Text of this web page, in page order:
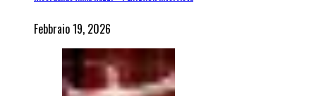
Febbraio 19, 2026